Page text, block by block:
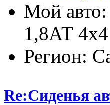
Мой
1,8АТ 4х4
Регион:
Re:Сиденья